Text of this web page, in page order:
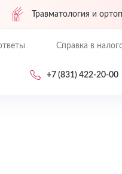
Травматология и
Справка в
+7 (831) 422-20-00